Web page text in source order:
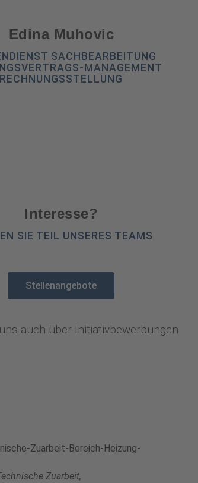
Edina Muhovic
SACHBEARBEITUNG
MANAGEMENT
RECHNUNGSSTELLUNG
Interesse?
SIE TEIL UNSERES TEAMS
Stellenangebote
auch über Initiativbewerbungen
Zuarbeit,